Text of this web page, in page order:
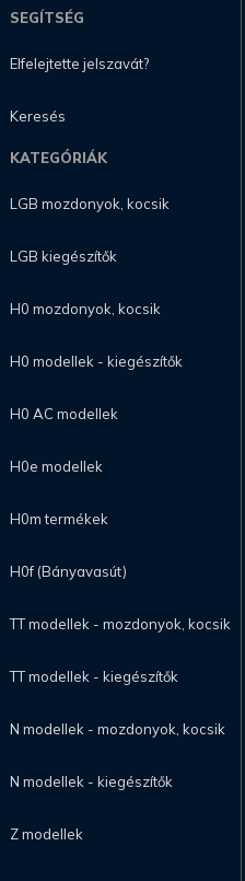
SEGÍTSÉG
Elfelejtette jelszavát?
Keresés
KATEGÓRIÁK
LGB mozdonyok, kocsik
LGB kiegészítők
H0 mozdonyok, kocsik
H0 modellek - kiegészítők
H0 AC modellek
H0e modellek
H0m termékek
H0f (Bányavasút)
TT modellek - mozdonyok, kocsik
TT modellek - kiegészítők
N modellek - mozdonyok, kocsik
N modellek - kiegészítők
Z modellek